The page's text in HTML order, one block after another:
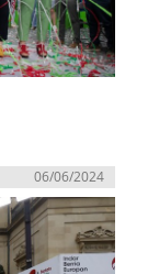
06/06/2024